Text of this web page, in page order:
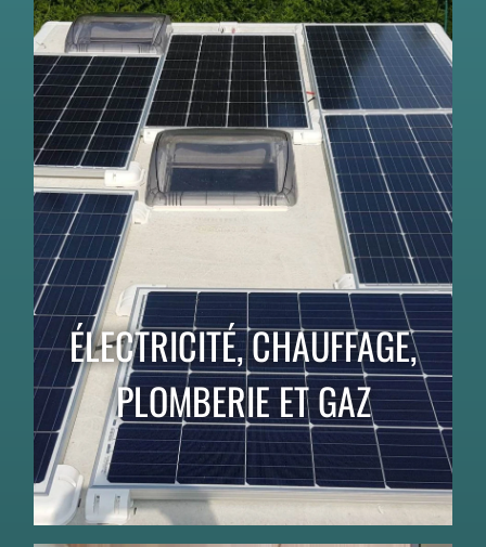
ÉLECTRICITÉ, CHAUFFAGE,
PLOMBERIE ET GAZ